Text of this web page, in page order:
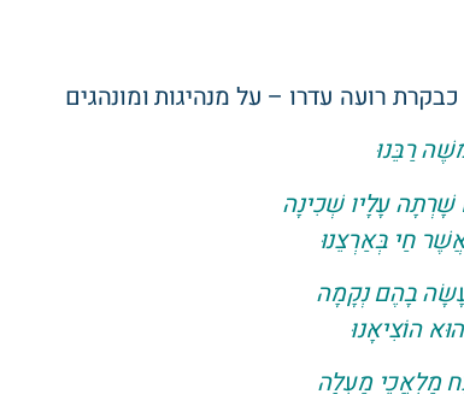
רועה עדרו – על מנהיגות ומונהגים
רַבֵּנוּ
עָלָיו שְׁכִינָה
חַי בְּאַרְצֵנוּ
בָהֶם נְקָמָה
הוֹצִיאָנוּ
מַלְאֲכֵי מַעְלָה